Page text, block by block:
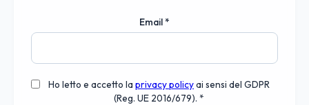
Email*
Ho letto e accetto la privacy policyai sensi del GDPR
(Reg. UE 2016/679). *